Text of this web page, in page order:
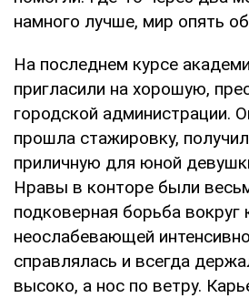
намного лучше, мир опять
На последнем курсе
пригласили на хорошую,
городской администрации.
прошла стажировку,
приличную для юной
Нравы в конторе были
подковерная борьба
неослабевающей
справлялась и всегда
высоко, а нос по ветру.